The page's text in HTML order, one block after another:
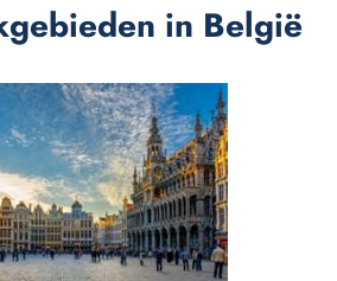
in België